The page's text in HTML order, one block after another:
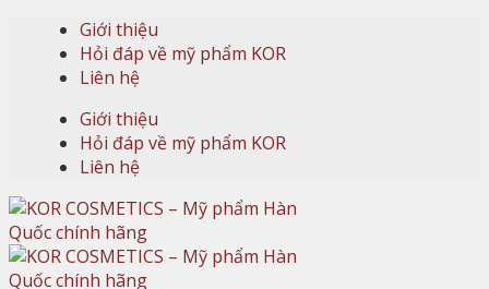
content
Giới thiệu
Hỏi đáp về mỹ phẩm KOR
Liên hệ
Giới thiệu
Hỏi đáp về mỹ phẩm KOR
Liên hệ